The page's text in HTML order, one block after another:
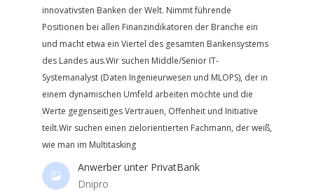
innovativsten Banken der Welt. Nimmt führende
Positionen bei allen Finanzindikatoren der Branche ein
und macht etwa ein Viertel des gesamten Bankensystems
des Landes aus.Wir suchen Middle/Senior IT-
Systemanalyst (Daten Ingenieurwesen und MLOPS), der in
einem dynamischen Umfeld arbeiten möchte und die
Werte gegenseitiges Vertrauen, Offenheit und Initiative
teilt.Wir suchen einen zielorientierten Fachmann, der weiß,
wie man im Multitasking
Anwerber unter PrivatBank
Dnipro